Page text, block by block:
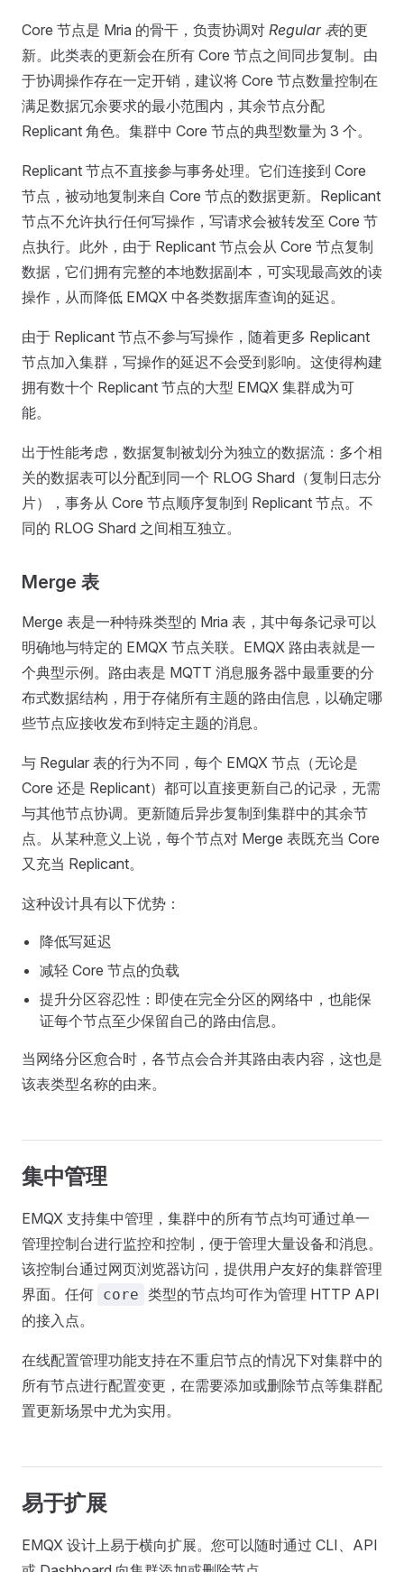
Core 节点是 Mria 的骨干，负责协调对 Regular 表的更
新。此类表的更新会在所有 Core 节点之间同步复制。由
于协调操作存在一定开销，建议将 Core 节点数量控制在
满足数据冗余要求的最小范围内，其余节点分配
Replicant 角色。集群中 Core 节点的典型数量为 3 个。
Replicant 节点不直接参与事务处理。它们连接到 Core
节点，被动地复制来自 Core 节点的数据更新。Replicant
节点不允许执行任何写操作，写请求会被转发至 Core 节
点执行。此外，由于 Replicant 节点会从 Core 节点复制
数据，它们拥有完整的本地数据副本，可实现最高效的读
操作，从而降低 EMQX 中各类数据库查询的延迟。
由于 Replicant 节点不参与写操作，随着更多 Replicant
节点加入集群，写操作的延迟不会受到影响。这使得构建
拥有数十个 Replicant 节点的大型 EMQX 集群成为可
能。
出于性能考虑，数据复制被划分为独立的数据流：多个相
关的数据表可以分配到同一个 RLOG Shard（复制日志分
片），事务从 Core 节点顺序复制到 Replicant 节点。不
同的 RLOG Shard 之间相互独立。
Merge 表
Merge 表是一种特殊类型的 Mria 表，其中每条记录可以
明确地与特定的 EMQX 节点关联。EMQX 路由表就是一
个典型示例。路由表是 MQTT 消息服务器中最重要的分
布式数据结构，用于存储所有主题的路由信息，以确定哪
些节点应接收发布到特定主题的消息。
与 Regular 表的行为不同，每个 EMQX 节点（无论是
Core 还是 Replicant）都可以直接更新自己的记录，无需
与其他节点协调。更新随后异步复制到集群中的其余节
点。从某种意义上说，每个节点对 Merge 表既充当 Core
又充当 Replicant。
这种设计具有以下优势：
降低写延迟
减轻 Core 节点的负载
提升分区容忍性：即使在完全分区的网络中，也能保
证每个节点至少保留自己的路由信息。
当网络分区愈合时，各节点会合并其路由表内容，这也是
该表类型名称的由来。
集中管理
EMQX 支持集中管理，集群中的所有节点均可通过单一
管理控制台进行监控和控制，便于管理大量设备和消息。
该控制台通过网页浏览器访问，提供用户友好的集群管理
界面。任何 core 类型的节点均可作为管理 HTTP API
的接入点。
在线配置管理功能支持在不重启节点的情况下对集群中的
所有节点进行配置变更，在需要添加或删除节点等集群配
置更新场景中尤为实用。
易于扩展
EMQX 设计上易于横向扩展。您可以随时通过 CLI、API